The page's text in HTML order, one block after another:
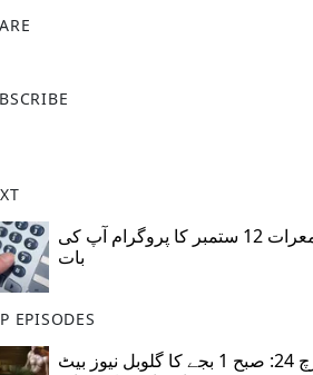
جمعرات 12 ستمبر کا پروگرام آپ کی
بات
EPISODES
مارچ 24: صبح 1 بجے کا گلوبل نیوز بیٹ